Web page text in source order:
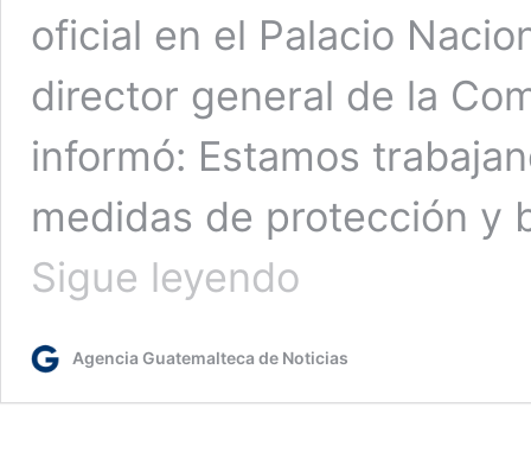
oficial en el Palacio
director general de la
informó: Estamos
medidas de protección y
Sigue leyendo
del
Agencia Guatemalteca de Noticias